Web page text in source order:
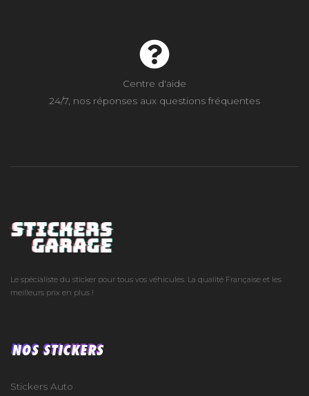
Centre d'aide
24/7, nos réponses aux questions fréquentes
Le spécialiste du sticker pour tous vos véhicules. La qualité Française et les
meilleurs prix en plus !
NOS STICKERS
Stickers Auto